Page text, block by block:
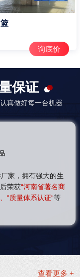
询底价
保证
真做好每一台机器
家，拥有强大的生
荣获“河南省著名商
“质量体系认证“等
查看更多 +